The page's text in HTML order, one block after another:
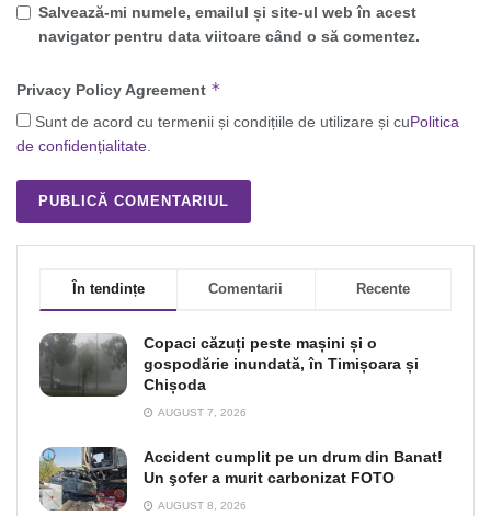
Salvează-mi numele, emailul și site-ul web în acest
navigator pentru data viitoare când o să comentez.
Privacy Policy Agreement *
Sunt de acord cu termenii și condițiile de utilizare și cuPolitica
de confidențialitate.
În tendințe Comentarii Recente
Copaci căzuți peste mașini și o
gospodărie inundată, în Timișoara și
Chișoda
AUGUST 7, 2026
Accident cumplit pe un drum din Banat!
Un şofer a murit carbonizat FOTO
AUGUST 8, 2026